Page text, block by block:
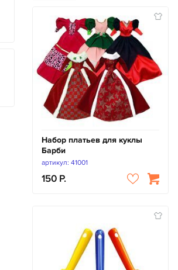
Набор платьев для куклы
Барби
артикул: 41001
150